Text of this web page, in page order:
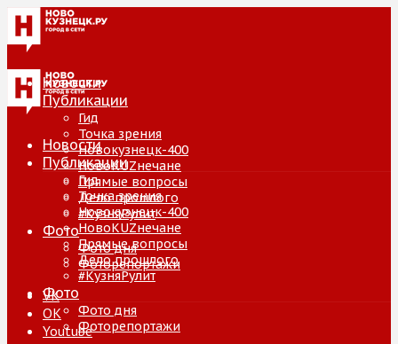
Новости
Публикации
Гид
Точка зрения
Новокузнецк-400
НовоKUZнечане
Прямые вопросы
Дело прошлого
#КузняРулит
Фото
Фото дня
Фоторепортажи
VK
ОК
Youtube
Новости
Публикации
Гид
Точка зрения
Новокузнецк-400
НовоKUZнечане
Прямые вопросы
Дело прошлого
#КузняРулит
Фото
Фото дня
Фоторепортажи